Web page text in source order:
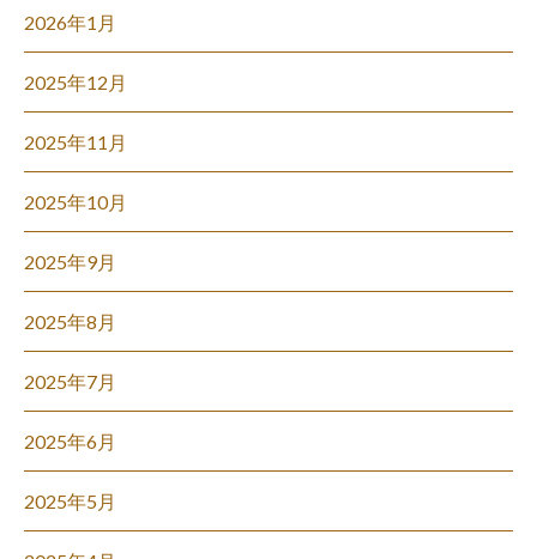
2026年1月
2025年12月
2025年11月
2025年10月
2025年9月
2025年8月
2025年7月
2025年6月
2025年5月